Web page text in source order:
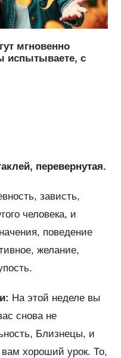
мгновенно
испытываете, с
перевернутая.
зависть,
человека, и
поведение
желание,
На этой неделе вы
снова не
Близнецы, и
хороший урок. То,